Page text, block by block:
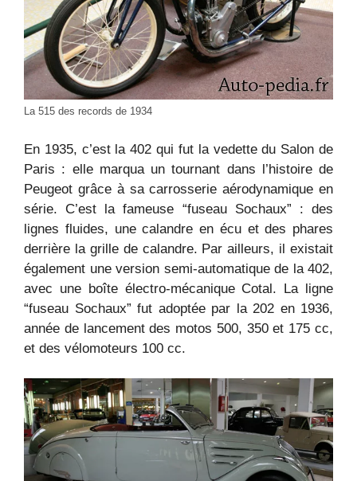
La 515 des records de 1934
En 1935, c’est la 402 qui fut la vedette du Salon de
Paris : elle marqua un tournant dans l’histoire de
Peugeot grâce à sa carrosserie aérodynamique en
série. C’est la fameuse “fuseau Sochaux” : des
lignes fluides, une calandre en écu et des phares
derrière la grille de calandre. Par ailleurs, il existait
également une version semi-automatique de la 402,
avec une boîte électro-mécanique Cotal. La ligne
“fuseau Sochaux” fut adoptée par la 202 en 1936,
année de lancement des motos 500, 350 et 175 cc,
et des vélomoteurs 100 cc.